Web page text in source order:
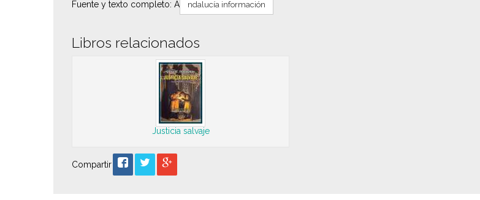
Fuente y texto completo: A ndalucía información
Libros relacionados
Justicia salvaje
Compartir